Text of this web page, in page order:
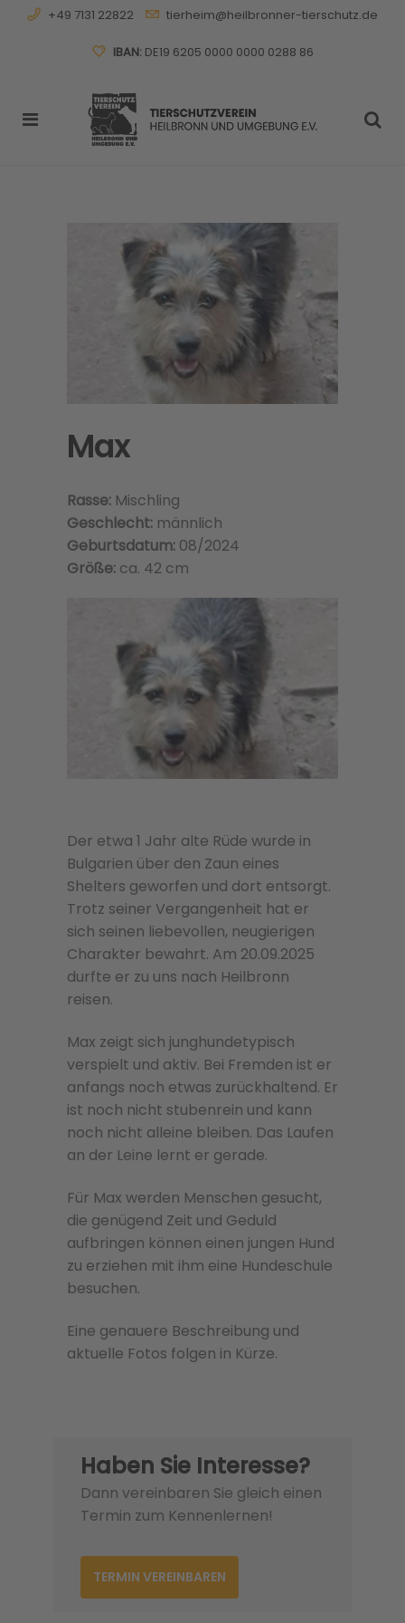
+49 7131 22822 tierheim@heilbronner-tierschutz.de
IBAN:DE19 6205 0000 0000 0288 86
Max
Rasse: Mischling
Geschlecht: männlich
Geburtsdatum: 08/2024
Größe: ca. 42 cm
Der etwa 1 Jahr alte Rüde wurde in
Bulgarien über den Zaun eines
Shelters geworfen und dort entsorgt.
Trotz seiner Vergangenheit hat er
sich seinen liebevollen, neugierigen
Charakter bewahrt. Am 20.09.2025
durfte er zu uns nach Heilbronn
reisen.
Max zeigt sich junghundetypisch
verspielt und aktiv. Bei Fremden ist er
anfangs noch etwas zurückhaltend. Er
ist noch nicht stubenrein und kann
noch nicht alleine bleiben. Das Laufen
an der Leine lernt er gerade.
Für Max werden Menschen gesucht,
die genügend Zeit und Geduld
aufbringen können einen jungen Hund
zu erziehen mit ihm eine Hundeschule
besuchen.
Eine genauere Beschreibung und
aktuelle Fotos folgen in Kürze.
Haben Sie Interesse?
Dann vereinbaren Sie gleich einen
Termin zum Kennenlernen!
TERMIN VEREINBAREN